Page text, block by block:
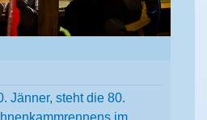
Jänner, steht die 80.